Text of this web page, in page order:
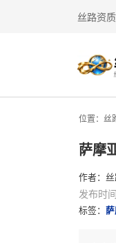
丝路资
位置： 丝
萨摩
作者：
发布时
标签：